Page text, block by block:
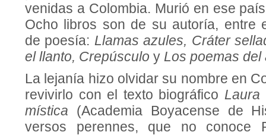
venidas a Colombia. Murió en ese
Ocho libros son de su autoría, entre
de poesía: Llamas azules, Cráter
el llanto, Crepúsculo y Los poemas del
La lejanía hizo olvidar su nombre en
revivirlo con el texto biográfico Laura
mística (Academia Boyacense de
versos perennes, que no conoce